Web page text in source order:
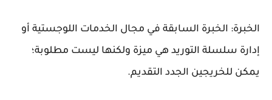
الخبرة: الخبرة السابقة في مجال الخدمات اللوجستية أو
إدارة سلسلة التوريد هي ميزة ولكنها ليست مطلوبة؛
يمكن للخريجين الجدد التقديم.